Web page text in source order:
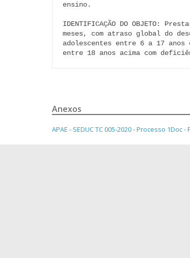
ensino.
IDENTIFICAÇÃO DO OBJETO:
meses, com atraso global do
adolescentes entre 6 a 17
entre 18 anos acima com
Anexos
APAE - SEDUC TC 005-2020 - Processo 1Doc